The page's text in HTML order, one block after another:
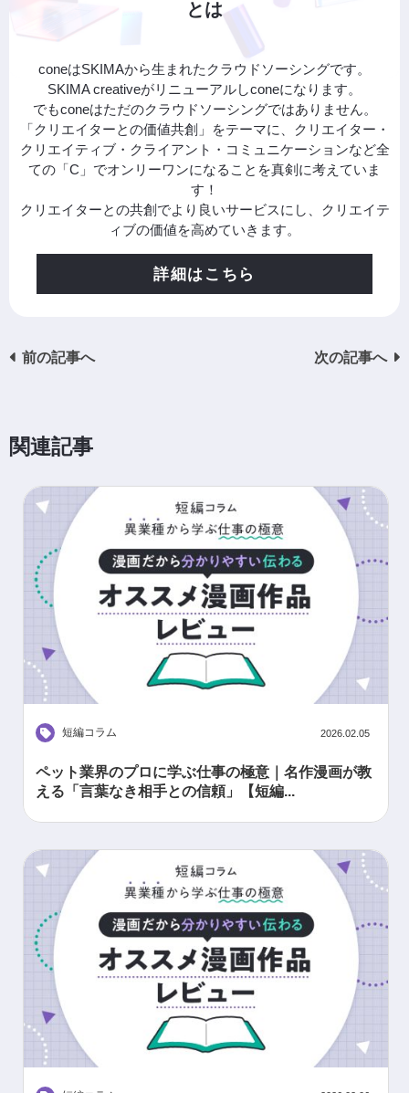
とは
coneはSKIMAから生まれたクラウドソーシングです。
SKIMA creativeがリニューアルしconeになります。
でもconeはただのクラウドソーシングではありません。
「クリエイターとの価値共創」をテーマに、クリエイター・
クリエイティブ・クライアント・コミュニケーションなど全
ての「C」でオンリーワンになることを真剣に考えていま
す！
クリエイターとの共創でより良いサービスにし、クリエイテ
ィブの価値を高めていきます。
詳細はこちら
前の記事へ 次の記事へ
関連記事
短編コラム 2026.02.05
ペット業界のプロに学ぶ仕事の極意｜名作漫画が教
える「言葉なき相手との信頼」【短編...